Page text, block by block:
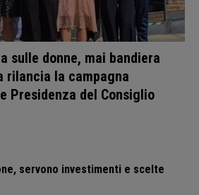
sulle donne, mai bandiera
rilancia la campagna
Presidenza del Consiglio
servono investimenti e scelte